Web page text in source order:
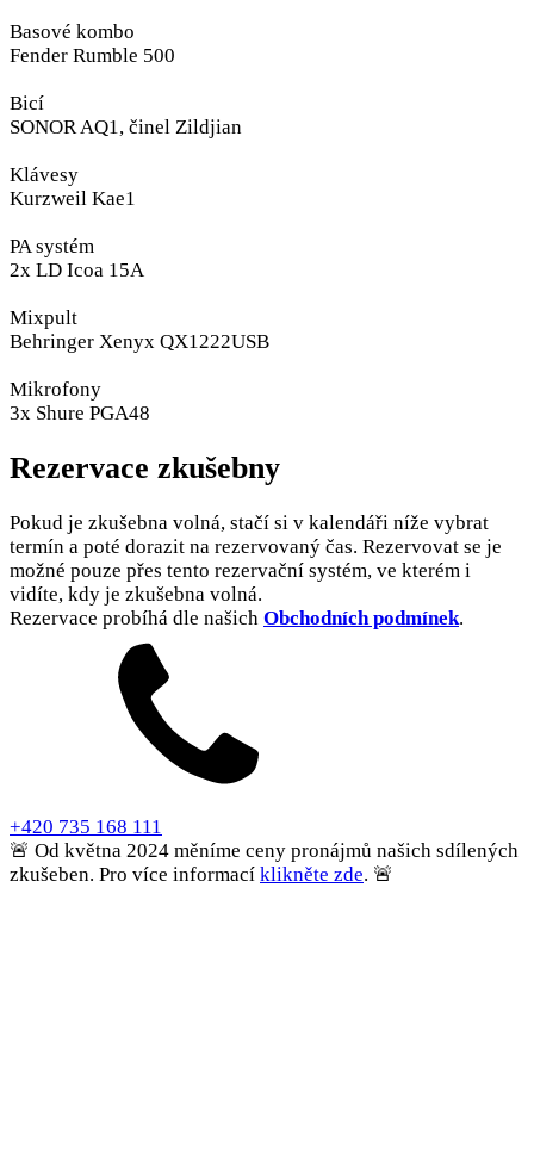
Basové kombo
Fender Rumble 500
Bicí
SONOR AQ1, činel Zildjian
Klávesy
Kurzweil Kae1
PA systém
2x LD Icoa 15A
Mixpult
Behringer Xenyx QX1222USB
Mikrofony
3x Shure PGA48
Rezervace zkušebny
Pokud je zkušebna volná, stačí si v kalendáři níže vybrat
termín a poté dorazit na rezervovaný čas. Rezervovat se je
možné pouze přes tento rezervační systém, ve kterém i
vidíte, kdy je zkušebna volná.
Rezervace probíhá dle našich Obchodních podmínek.
+420 735 168 111
🚨 Od května 2024 měníme ceny pronájmů našich sdílených
zkušeben. Pro více informací klikněte zde. 🚨